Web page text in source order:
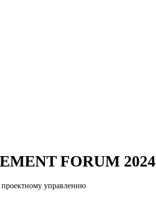
FORUM 2024
управлению